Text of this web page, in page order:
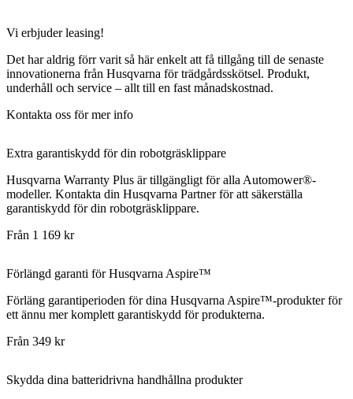
Vi erbjuder leasing!
Det har aldrig förr varit så här enkelt att få tillgång till de senaste
innovationerna från Husqvarna för trädgårdsskötsel. Produkt,
underhåll och service – allt till en fast månadskostnad.
Kontakta oss för mer info
Extra garantiskydd för din robotgräsklippare
Husqvarna Warranty Plus är tillgängligt för alla Automower®-
modeller. Kontakta din Husqvarna Partner för att säkerställa
garantiskydd för din robotgräsklippare.
Från 1 169 kr
Förlängd garanti för Husqvarna Aspire™
Förläng garantiperioden för dina Husqvarna Aspire™-produkter för
ett ännu mer komplett garantiskydd för produkterna.
Från 349 kr
Skydda dina batteridrivna handhållna produkter